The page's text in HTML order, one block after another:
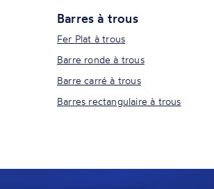
Barres à trous
Fer Plat à trous
Barre ronde à trous
Barre carré à trous
Barres rectangulaire à trous